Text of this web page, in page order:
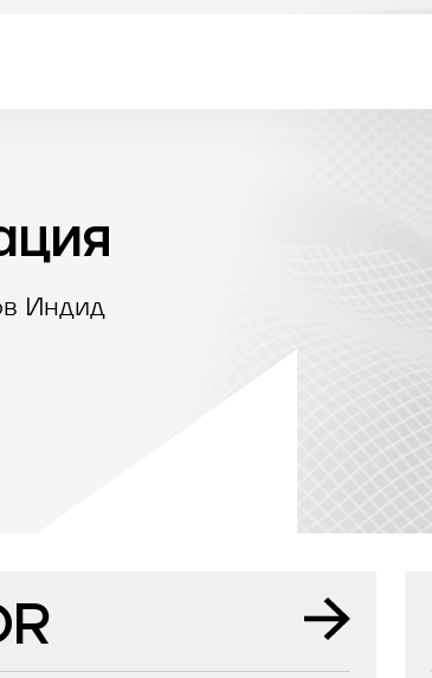
Индид